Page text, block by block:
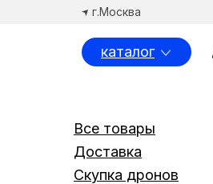
г.Москва
каталог
Скупка дронов
Доставка
Все товары